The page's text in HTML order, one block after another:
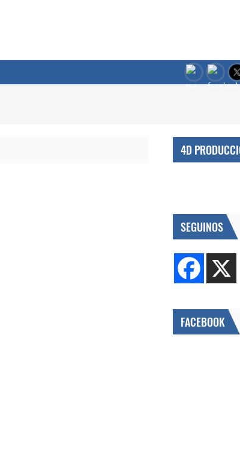
4D
SEGUINOS
FACEBOOK